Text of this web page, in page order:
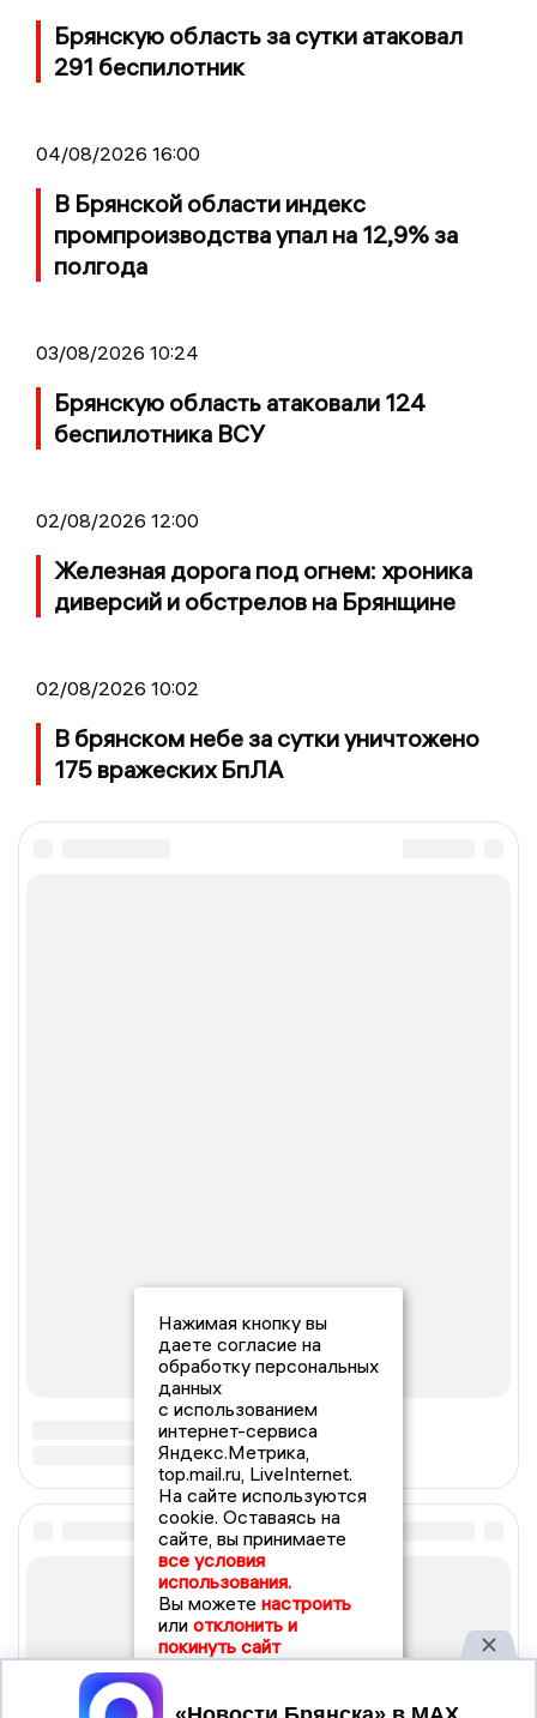
Брянскую область за сутки атаковал
291 беспилотник
04/08/2026 16:00
В Брянской области индекс
промпроизводства упал на 12,9% за
полгода
03/08/2026 10:24
Брянскую область атаковали 124
беспилотника ВСУ
02/08/2026 12:00
Железная дорога под огнем: хроника
диверсий и обстрелов на Брянщине
02/08/2026 10:02
В брянском небе за сутки уничтожено
175 вражеских БпЛА
Нажимая кнопку вы
даете согласие на
обработку персональных
данных
с использованием
интернет-сервиса
Яндекс.Метрика,
top.mail.ru, LiveInternet.
На сайте используются
cookie. Оставаясь на
сайте, вы принимаете
все условия
использования.
Вы можете настроить
или отклонить и
покинуть сайт
Принять